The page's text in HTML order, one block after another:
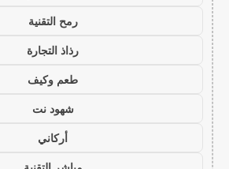
رمح التقنية
رذاذ التجارة
طعم وكيف
شهود نت
أركاني